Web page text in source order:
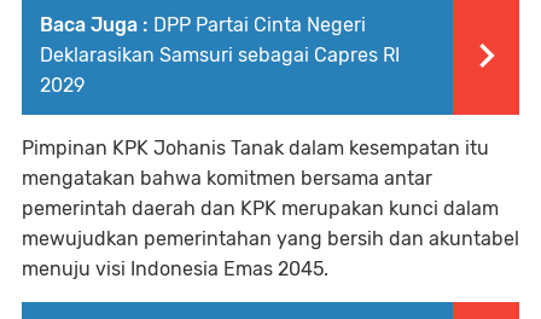
Baca Juga : DPP Partai Cinta Negeri
Deklarasikan Samsuri sebagai Capres RI
2029
Pimpinan KPK Johanis Tanak dalam kesempatan itu
mengatakan bahwa komitmen bersama antar
pemerintah daerah dan KPK merupakan kunci dalam
mewujudkan pemerintahan yang bersih dan akuntabel
menuju visi Indonesia Emas 2045.